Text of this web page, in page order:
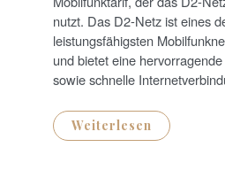
O
N
nutzt. Das D2-Netz ist eines
leistungsfähigsten
und bietet eine
sowie schnelle
Weiterlesen